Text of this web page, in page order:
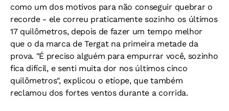
como um dos motivos para não conseguir quebrar o
recorde - ele correu praticamente sozinho os últimos
17 quilômetros, depois de fazer um tempo melhor
que o da marca de Tergat na primeira metade da
prova. "É preciso alguém para empurrar você, sozinho
fica difícil, e senti muita dor nos últimos cinco
quilômetros", explicou o etíope, que também
reclamou dos fortes ventos durante a corrida.